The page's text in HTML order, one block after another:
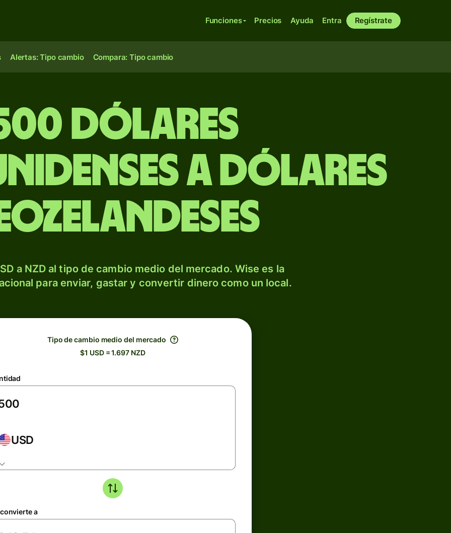
Funciones Precios Ayuda Entra Regístrate
Alertas: Tipo cambio Compara: Tipo cambio
dólares
a dólares
a NZD al tipo de cambio medio del mercado. Wise es la
para enviar, gastar y convertir dinero como un local.
Tipo de cambio medio del mercado
$1 USD = 1.697 NZD
USD
a